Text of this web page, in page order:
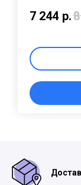
жилых
7 244 р.